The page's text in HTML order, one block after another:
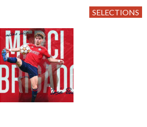
SELECTIONS